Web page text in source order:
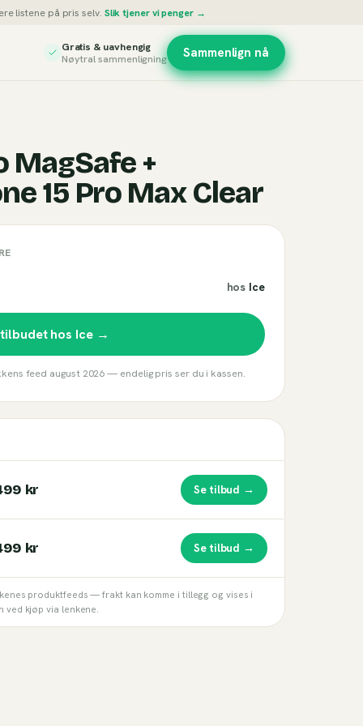
listene på pris selv. Slik tjener vi penger →
Gratis & uavhengig
Nøytral sammenligning
Sammenlign nå
MagSafe +
15 Pro Max Clear
hos Ice
hos Ice→
feed august 2026— endelig pris ser du i kassen.
kr Se tilbud →
kr Se tilbud →
produktfeeds — frakt kan komme i tillegg og vises i
ved kjøp via lenkene.